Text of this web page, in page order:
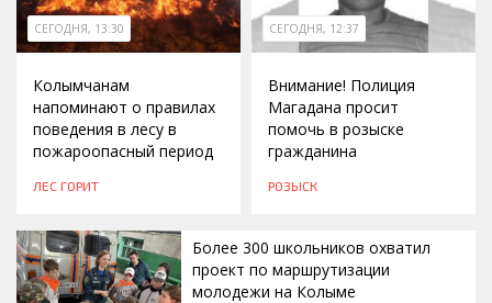
СЕГОДНЯ, 13:30
Колымчанам
напоминают о правилах
поведения в лесу в
пожароопасный период
ЛЕС ГОРИТ
СЕГОДНЯ, 12:37
Внимание! Полиция
Магадана просит
помочь в розыске
гражданина
РОЗЫСК
Более 300 школьников охватил
проект по маршрутизации
молодежи на Колыме